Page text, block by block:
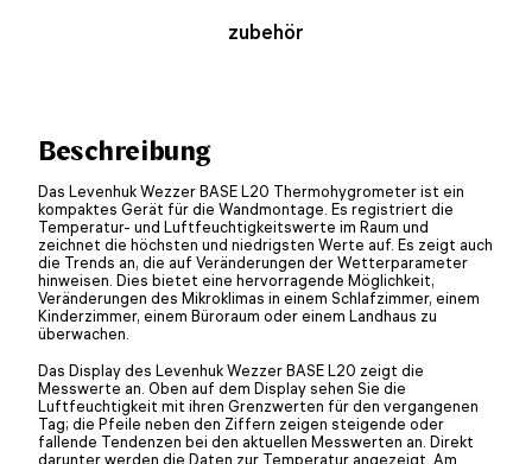
zubehör
Beschreibung
Das Levenhuk Wezzer BASE L20 Thermohygrometer ist ein
kompaktes Gerät für die Wandmontage. Es registriert die
Temperatur- und Luftfeuchtigkeitswerte im Raum und
zeichnet die höchsten und niedrigsten Werte auf. Es zeigt auch
die Trends an, die auf Veränderungen der Wetterparameter
hinweisen. Dies bietet eine hervorragende Möglichkeit,
Veränderungen des Mikroklimas in einem Schlafzimmer, einem
Kinderzimmer, einem Büroraum oder einem Landhaus zu
überwachen.
Das Display des Levenhuk Wezzer BASE L20 zeigt die
Messwerte an. Oben auf dem Display sehen Sie die
Luftfeuchtigkeit mit ihren Grenzwerten für den vergangenen
Tag; die Pfeile neben den Ziffern zeigen steigende oder
fallende Tendenzen bei den aktuellen Messwerten an. Direkt
darunter werden die Daten zur Temperatur angezeigt. Am